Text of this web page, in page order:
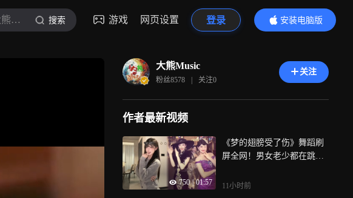
大熊Music 搜索 游戏 网页设置 登录
安装电脑版
内容更精彩
大熊Music
粉丝8578 | 关注0
关注
作者最新视频
750 | 01:57
《梦的翅膀受了伤》舞蹈刷
屏全网！男女老少都在跳这
11小时前